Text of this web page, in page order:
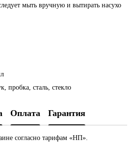
мыть вручную и вытирать насухо
пробка, сталь, стекло
Оплата Гарантия
согласно тарифам «НП».